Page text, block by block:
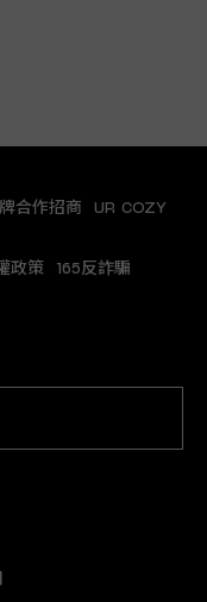
合作招商 UR COZY
政策 165反詐騙